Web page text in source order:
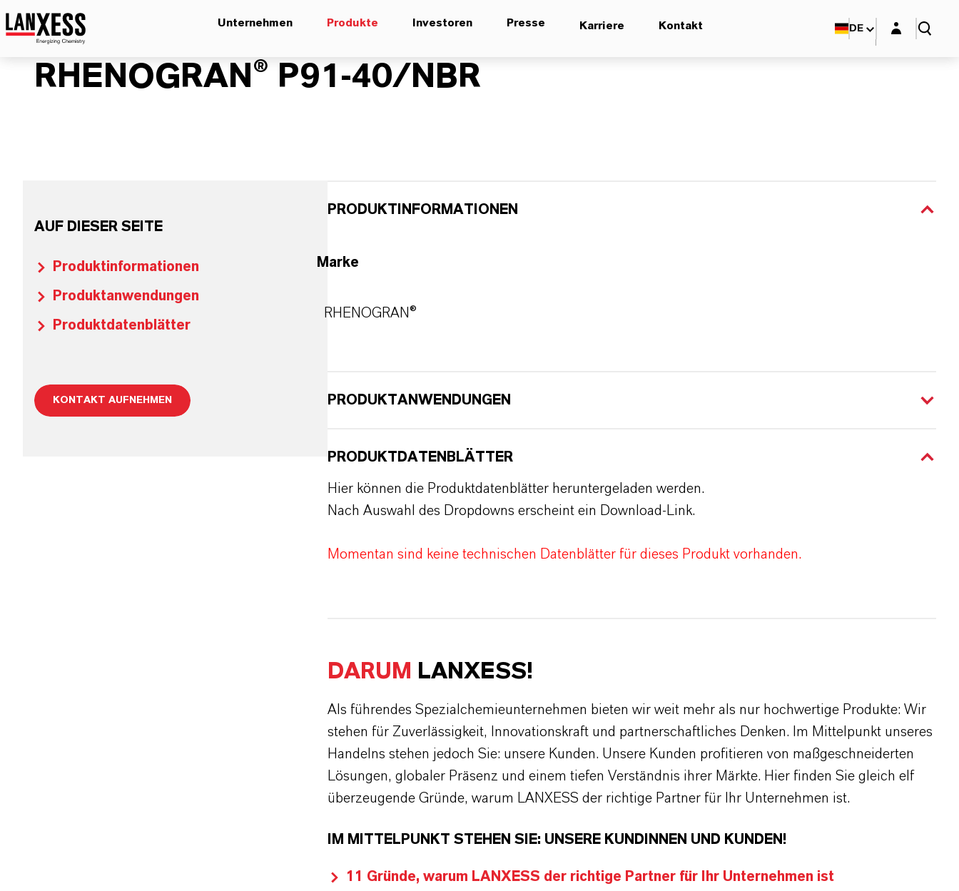
Unternehmen Produkte Investoren Presse Karriere Kontakt DE Login-Maske
RHENOGRAN® P91-40/NBR
AUF DIESER SEITE
Produktinformationen
Produktanwendungen
Produktdatenblätter
KONTAKT AUFNEHMEN
PRODUKTINFORMATIONEN
Marke
RHENOGRAN®
PRODUKTANWENDUNGEN
PRODUKTDATENBLÄTTER
Hier können die Produktdatenblätter heruntergeladen werden.
Nach Auswahl des Dropdowns erscheint ein Download-Link.
Momentan sind keine technischen Datenblätter für dieses Produkt vorhanden.
DARUM LANXESS!
Als führendes Spezialchemieunternehmen bieten wir weit mehr als nur hochwertige Produkte: Wir
stehen für Zuverlässigkeit, Innovationskraft und partnerschaftliches Denken. Im Mittelpunkt unseres
Handelns stehen jedoch Sie: unsere Kunden. Unsere Kunden profitieren von maßgeschneiderten
Lösungen, globaler Präsenz und einem tiefen Verständnis ihrer Märkte. Hier finden Sie gleich elf
überzeugende Gründe, warum LANXESS der richtige Partner für Ihr Unternehmen ist.
IM MITTELPUNKT STEHEN SIE: UNSERE KUNDINNEN UND KUNDEN!
11 Gründe, warum LANXESS der richtige Partner für Ihr Unternehmen ist